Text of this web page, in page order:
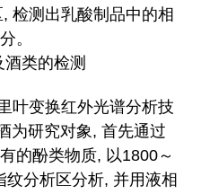
检测出乳酸制品中的相
。
类的检测
叶变换红外光谱分析技
为研究对象, 首先通过
的酚类物质, 以1800～
分析区分析, 并用液相